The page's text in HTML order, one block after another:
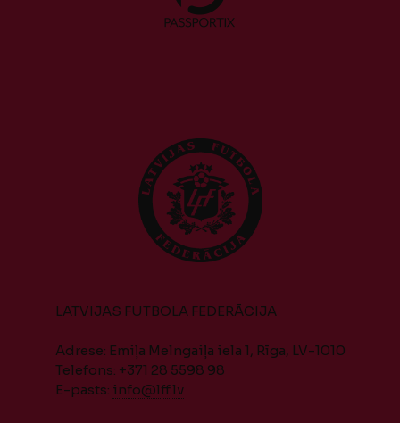
LATVIJAS FUTBOLA FEDERĀCIJA
Adrese: Emiļa Melngaiļa iela 1, Rīga, LV-1010
Telefons: +371 28 5598 98
E-pasts: info@lff.lv